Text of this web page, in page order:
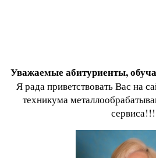
Уважаемые абитуриенты,
Я рада приветствовать Вас на
техникума
сервиса!!!